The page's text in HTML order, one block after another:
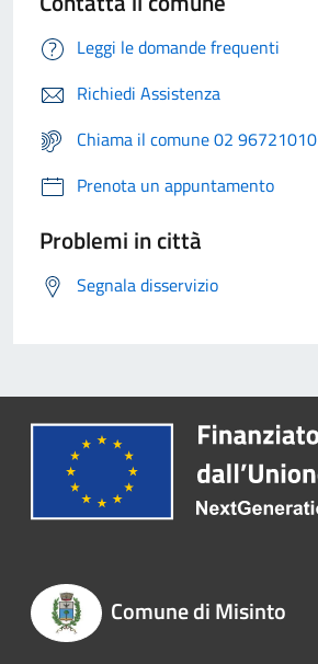
Leggi le domande frequenti
Richiedi Assistenza
Chiama il comune 02 96721010
Prenota un appuntamento
Problemi in città
Segnala disservizio
Comune di Misinto